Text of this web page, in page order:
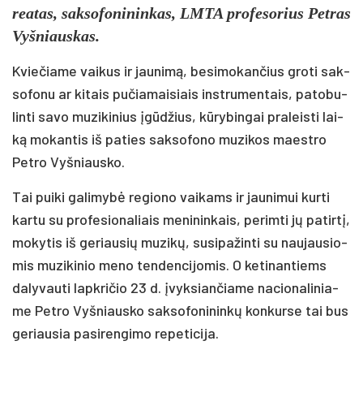
rea­tas, sak­so­fo­ni­nin­kas, LMTA pro­fe­so­rius Pet­ras
Vyš­niaus­kas.
Kvie­čia­me vai­kus ir jau­ni­mą, be­si­mo­kan­čius gro­ti sak­
so­fo­nu ar ki­tais pu­čia­mai­siais inst­ru­men­tais, pa­to­bu­
lin­ti sa­vo mu­zi­ki­nius įgū­džius, kū­ry­bin­gai pra­leis­ti lai­
ką mo­kan­tis iš pa­ties sak­so­fo­no mu­zi­kos maest­ro
Pet­ro Vyš­niaus­ko.
Tai pui­ki ga­li­my­bė re­gio­no vai­kams ir jau­ni­mui kur­ti
kar­tu su pro­fe­sio­na­liais me­ni­nin­kais, pe­rim­ti jų pa­tir­tį,
mo­ky­tis iš ge­riau­sių mu­zi­kų, su­si­pa­žin­ti su nau­jau­sio­
mis mu­zi­ki­nio me­no ten­den­ci­jo­mis. O ke­ti­nan­tiems
da­ly­vau­ti lapk­ri­čio 23 d. įvyk­sian­čia­me na­cio­na­li­nia­
me Pet­ro Vyš­niaus­ko sak­so­fo­ni­nin­kų kon­kur­se tai bus
ge­riau­sia pa­si­ren­gi­mo re­pe­ti­ci­ja.